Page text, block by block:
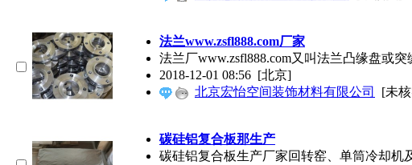
法兰www.zsfl888.com厂家
法兰厂www.zsfl888.com又叫法兰凸缘盘或
2018-12-01 08:56 [北京]
北京宏怡空间装饰材料有限公司
[未
碳硅铝复合板那生产
碳硅铝复合板生产厂家回转窑、单筒冷却机